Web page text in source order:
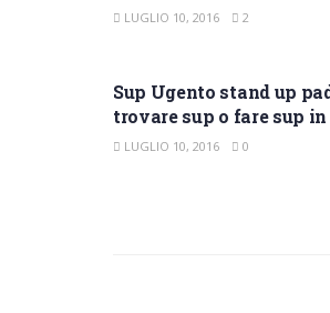
LUGLIO 10, 2016 2
Sup Ugento stand up
trovare sup o fare sup
LUGLIO 10, 2016 0